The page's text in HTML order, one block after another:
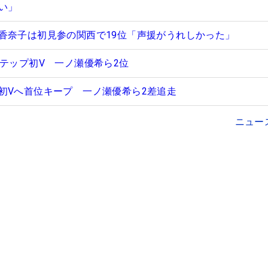
」
奈子は初見参の関西で19位「声援がうれしかった」
ップ初V 一ノ瀬優希ら2位
Vへ首位キープ 一ノ瀬優希ら2差追走
ニュー